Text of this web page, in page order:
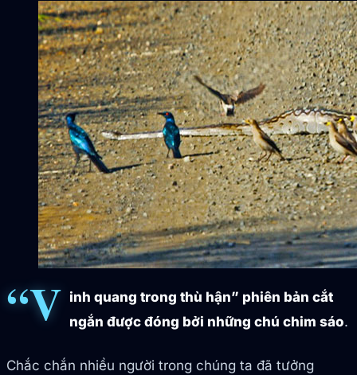
“V inh quang trong thù hận” phiên bản cắt
ngắn được đóng bởi những chú chim sáo.
Chắc chắn nhiều người trong chúng ta đã tưởng